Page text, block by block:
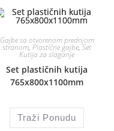
Gajbe sa otvorenom prednjom
stranom, Plastične gajbe,Set
Kutija za slaganje
Set plastičnih kutija
765x800x1100mm
Traži Ponudu